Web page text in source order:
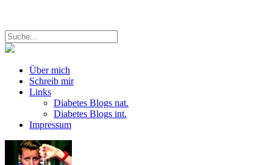
Über mich
Schreib mir
Links
Diabetes Blogs nat.
Diabetes Blogs int.
Impressum